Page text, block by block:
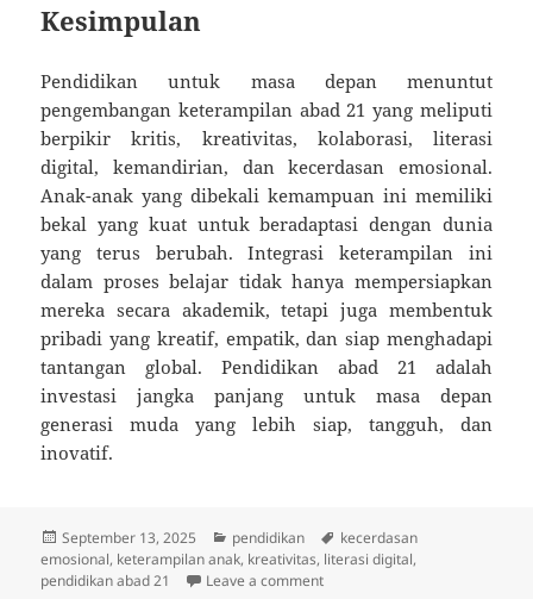
Kesimpulan
Pendidikan untuk masa depan menuntut
pengembangan keterampilan abad 21 yang meliputi
berpikir kritis, kreativitas, kolaborasi, literasi
digital, kemandirian, dan kecerdasan emosional.
Anak-anak yang dibekali kemampuan ini memiliki
bekal yang kuat untuk beradaptasi dengan dunia
yang terus berubah. Integrasi keterampilan ini
dalam proses belajar tidak hanya mempersiapkan
mereka secara akademik, tetapi juga membentuk
pribadi yang kreatif, empatik, dan siap menghadapi
tantangan global. Pendidikan abad 21 adalah
investasi jangka panjang untuk masa depan
generasi muda yang lebih siap, tangguh, dan
inovatif.
Posted
on
September 13, 2025 Categories
pendidikan Tags
kecerdasan
emosional, keterampilan anak, kreativitas, literasi digital,
pendidikan abad 21
Leave a commenton Pendidikan untuk Masa